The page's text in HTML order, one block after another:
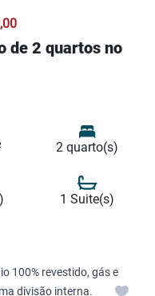
de 2 quartos no
2 quarto(s)
1 Suite(s)
100% revestido, gás e
divisão interna.